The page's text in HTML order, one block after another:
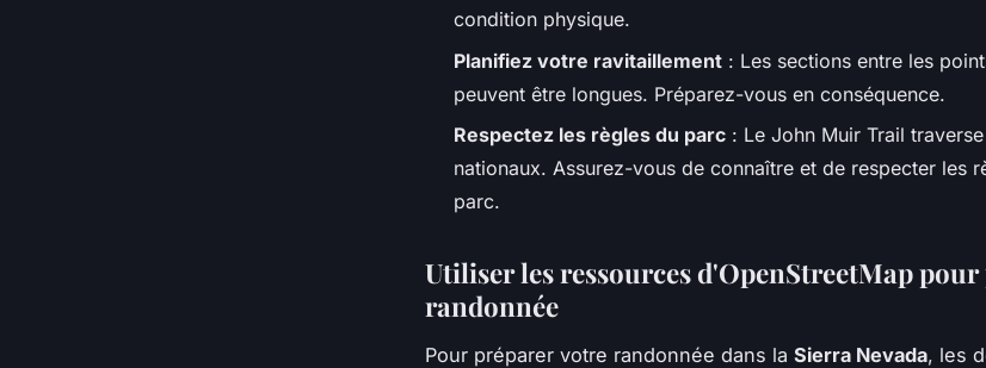
condition physique.
Planifiez votre ravitaillement : Les sections entre les
peuvent être longues. Préparez-vous en conséquence.
Respectez les règles du parc : Le John Muir Trail
nationaux. Assurez-vous de connaître et de respecter les
parc.
Utiliser les ressources d'OpenStreetMap
randonnée
Pour préparer votre randonnée dans la Sierra Nevada, les